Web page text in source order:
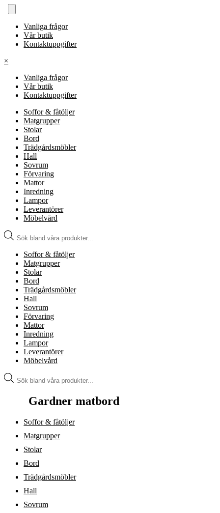
Vanliga frågor
Vår butik
Kontaktuppgifter
×
Vanliga frågor
Vår butik
Kontaktuppgifter
Soffor & fåtöljer
Matgrupper
Stolar
Bord
Trädgårdsmöbler
Hall
Sovrum
Förvaring
Mattor
Inredning
Lampor
Leverantörer
Möbelvård
Produktsökning
Soffor & fåtöljer
Matgrupper
Stolar
Bord
Trädgårdsmöbler
Hall
Sovrum
Förvaring
Mattor
Inredning
Lampor
Leverantörer
Möbelvård
Produktsökning
Gardner matbord
Soffor & fåtöljer
Matgrupper
Stolar
Bord
Trädgårdsmöbler
Hall
Sovrum